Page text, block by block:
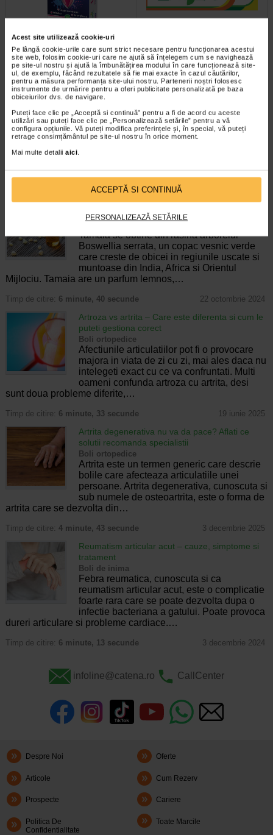
Acest site utilizează cookie-uri
Pe lângă cookie-urile care sunt strict necesare pentru funcționarea acestui
site web, folosim cookie-uri care ne ajută să înțelegem cum se navighează
pe site-ul nostru și ajută la îmbunătățirea modului în care funcționează site-
ul, de exemplu, făcând rezultatele să fie mai exacte în cazul căutărilor,
pentru a măsura performanța site-ului nostru. Partenerii noștri folosesc
instrumente de urmărire pentru a oferi publicitate personalizată pe baza
obiceiurilor dvs. de navigare.
Puteți face clic pe „Acceptă si continuă” pentru a fi de acord cu aceste
utilizări sau puteți face clic pe „Personalizează setările” pentru a vă
configura opțiunile. Vă puteți modifica preferințele și, în special, vă puteți
retrage consimțământul pe site-ul nostru în orice moment.
Mai multe detalii aici.
ACCEPTĂ SI CONTINUĂ
PERSONALIZEAZĂ SETĂRILE
ViroProtect Imun, 10 capsule,
NATURALIS
ViroProtect Imun+ este un
supliment alimentar inovator, care
combina bacterii lizate…
Ozempic 0.5 mg, 3 stilouri
injectoare (pen-uri)…
Ozempic este un medicament care
contine substanta activa
ARTICOLE RECOMANDATE
Extract de tamaie: beneficii si proprietati
terapeutice
Tamaia se obtine din rasina arborelui
Boswellia serrata, un copac vesnic verde
care creste de obicei in regiunile uscate si
muntoase din India, Africa si Orientul
Mijlociu. Tamaia are un parfum lemnos,…
Timp de citire: 6 minute, 40 secunde 22 octombrie 2024
Artroza vs artrita – Care este diferenta si cum le
puteti gestiona corect
Boli ortopedice
Afectiunile articulatiilor pot fi o provocare
majora in viata de zi cu zi, mai ales daca nu
intelegeti exact cu ce va confruntati. Multi
oameni confunda artroza cu artrita, desi
sunt doua probleme diferite,…
Timp de citire: 6 minute, 33 secunde 19 iunie 2025
Artrita degenerativa nu va da pace? Aflati ce
solutii recomanda specialistii
Boli ortopedice
Artrita este un termen generic care descrie
bolile care afecteaza articulatiile unei
persoane. Artrita degenerativa, cunoscuta si
sub numele de osteoartrita, este o forma de
artrita care se dezvolta din…
Timp de citire: 4 minute, 43 secunde 3 decembrie 2025
Reumatism articular acut – cauze, simptome si
tratament
Boli de inima
Febra reumatica, cunoscuta si ca
reumatism articular acut, este o complicatie
foarte rara care se poate dezvolta dupa o
infectie bacteriana a gatului. Poate provoca
dureri articulare si probleme cardiace.…
Timp de citire: 6 minute, 13 secunde 3 decembrie 2024
infoline@catena.ro CallCenter
Despre Noi Oferte
Articole Cum Rezerv
Prospecte Cariere
Politica De
Confidentialitate
Toate Marcile